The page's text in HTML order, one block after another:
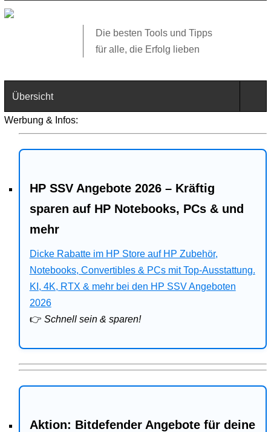
Die besten Tools und Tipps
für alle, die Erfolg lieben
Übersicht
Technik
Web
Business
Angebote
Bitdefender
Ratgeber
Werbung & Infos:
HP SSV Angebote 2026 – Kräftig
sparen auf HP Notebooks, PCs & und
mehr
Dicke Rabatte im HP Store auf HP Zubehör,
Notebooks, Convertibles & PCs mit Top-Ausstattung.
KI, 4K, RTX & mehr bei den HP SSV Angeboten
2026
👉 Schnell sein & sparen!
Aktion: Bitdefender Angebote für deine